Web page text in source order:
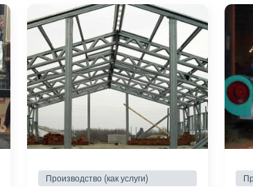
Производство (как услуги)